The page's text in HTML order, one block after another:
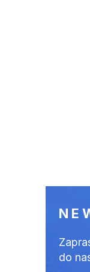
do